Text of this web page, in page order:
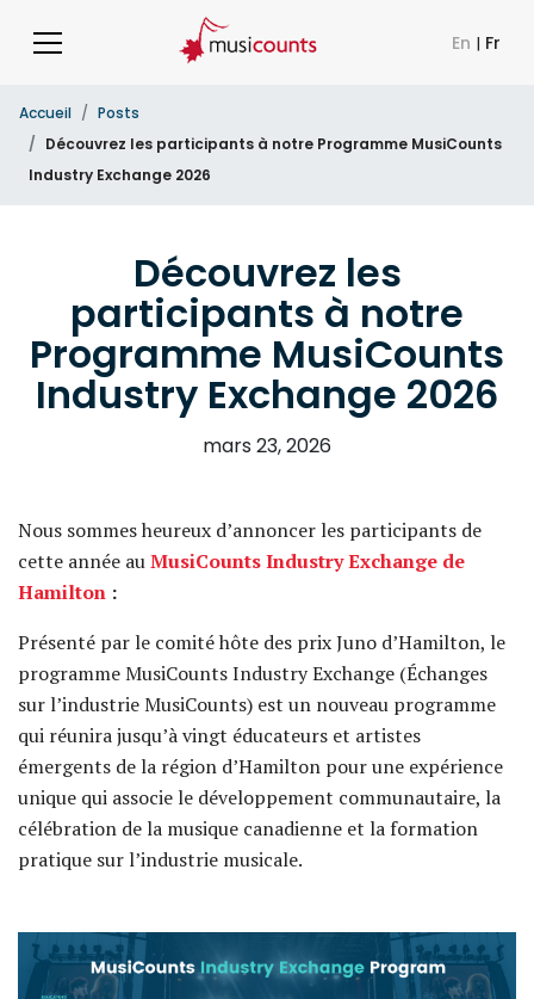
En | Fr
Accueil
Posts
Découvrez les participants à notre Programme MusiCounts
Industry Exchange 2026
Découvrez les
participants à notre
Programme MusiCounts
Industry Exchange 2026
mars 23, 2026
Nous sommes heureux d’annoncer les participants de
cette année auMusiCounts Industry Exchange de
Hamilton :
Présenté par le comité hôte des prix Juno d’Hamilton, le
programme MusiCounts Industry Exchange (Échanges
sur l’industrie MusiCounts) est un nouveau programme
qui réunira jusqu’à vingt éducateurs et artistes
émergents de la région d’Hamilton pour une expérience
unique qui associe le développement communautaire, la
célébration de la musique canadienne et la formation
pratique sur l’industrie musicale.